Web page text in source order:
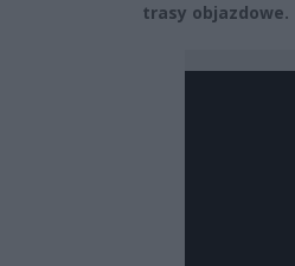
trasy objazdowe.